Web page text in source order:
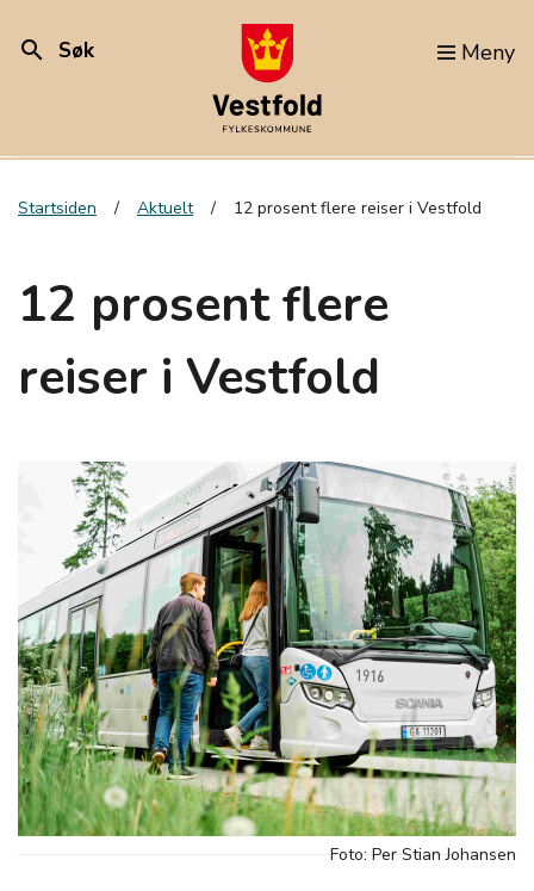
search Søk Meny
Startsiden Aktuelt 12 prosent flere reiser i Vestfold
12 prosent flere
reiser i Vestfold
Foto: Per Stian Johansen